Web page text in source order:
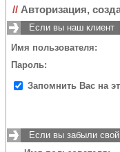
// Авторизация,
Если вы наш клиент
Имя пользователя:
Пароль:
Запомнить Вас на
Если вы забыли